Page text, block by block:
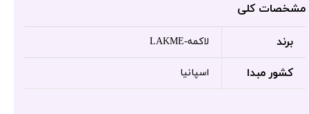
مشخصات کلی
برند لاکمه-LAKME
کشور مبدا اسپانیا